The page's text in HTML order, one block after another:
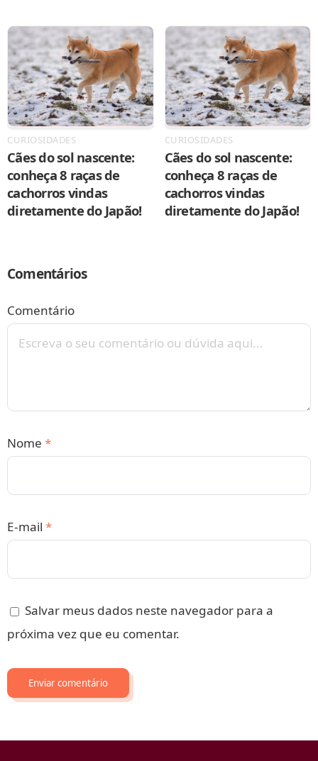
CURIOSIDADES
Cães do sol nascente:
conheça 8 raças de
cachorros vindas
diretamente do Japão!
CURIOSIDADES
Cães do sol nascente:
conheça 8 raças de
cachorros vindas
diretamente do Japão!
Comentários
Comentário
Nome *
E-mail *
Salvar meus dados neste navegador para a
próxima vez que eu comentar.